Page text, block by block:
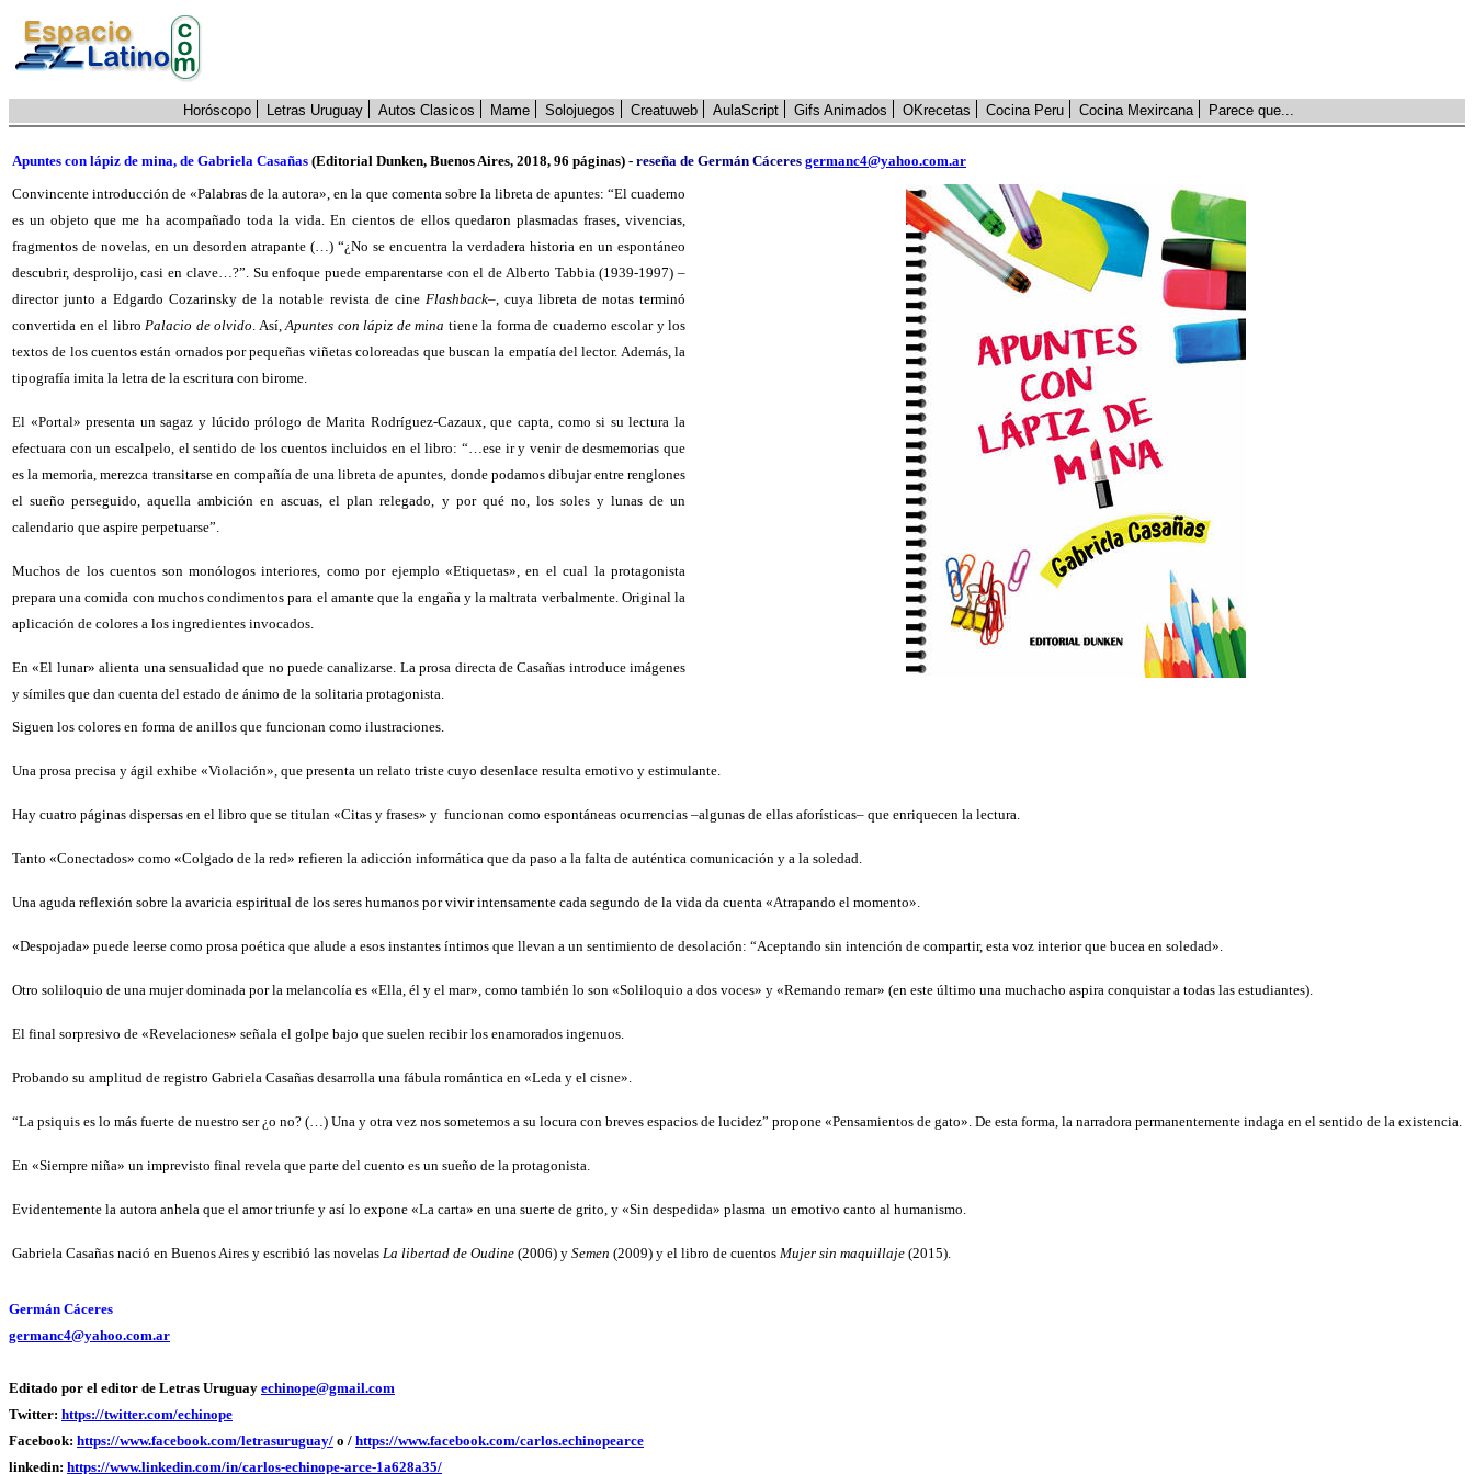
Horóscopo Letras Uruguay Autos Clasicos Mame Solojuegos Creatuweb AulaScript Gifs Animados OKrecetas Cocina Peru Cocina Mexircana Parece que...
Apuntes con lápiz de mina, de Gabriela Casañas (Editorial Dunken, Buenos Aires, 2018, 96 páginas) - reseña de Germán Cáceres germanc4@yahoo.com.ar
Convincente introducción de «Palabras de la autora», en la que comenta sobre la libreta de apuntes: “El cuaderno
es un objeto que me ha acompañado toda la vida. En cientos de ellos quedaron plasmadas frases, vivencias,
fragmentos de novelas, en un desorden atrapante (…) “¿No se encuentra la verdadera historia en un espontáneo
descubrir, desprolijo, casi en clave…?”. Su enfoque puede emparentarse con el de Alberto Tabbia (1939-1997) –
director junto a Edgardo Cozarinsky de la notable revista de cine Flashback–, cuya libreta de notas terminó
convertida en el libro Palacio de olvido. Así,Apuntes con lápiz de mina tiene la forma de cuaderno escolar y los
textos de los cuentos están ornados por pequeñas viñetas coloreadas que buscan la empatía del lector. Además, la
tipografía imita la letra de la escritura con birome.
El «Portal» presenta un sagaz y lúcido prólogo de Marita Rodríguez-Cazaux, que capta, como si su lectura la
efectuara con un escalpelo, el sentido de los cuentos incluidos en el libro: “…ese ir y venir de desmemorias que
es la memoria, merezca transitarse en compañía de una libreta de apuntes, donde podamos dibujar entre renglones
el sueño perseguido, aquella ambición en ascuas, el plan relegado, y por qué no, los soles y lunas de un
calendario que aspire perpetuarse”.
Muchos de los cuentos son monólogos interiores, como por ejemplo «Etiquetas», en el cual la protagonista
prepara una comida con muchos condimentos para el amante que la engaña y la maltrata verbalmente. Original la
aplicación de colores a los ingredientes invocados.
En «El lunar» alienta una sensualidad que no puede canalizarse. La prosa directa de Casañas introduce imágenes
y símiles que dan cuenta del estado de ánimo de la solitaria protagonista.
Siguen los colores en forma de anillos que funcionan como ilustraciones.
Una prosa precisa y ágil exhibe «Violación», que presenta un relato triste cuyo desenlace resulta emotivo y estimulante.
Hay cuatro páginas dispersas en el libro que se titulan «Citas y frases» y funcionan como espontáneas ocurrencias –algunas de ellas aforísticas– que enriquecen la lectura.
Tanto «Conectados» como «Colgado de la red» refieren la adicción informática que da paso a la falta de auténtica comunicación y a la soledad.
Una aguda reflexión sobre la avaricia espiritual de los seres humanos por vivir intensamente cada segundo de la vida da cuenta «Atrapando el momento».
«Despojada» puede leerse como prosa poética que alude a esos instantes íntimos que llevan a un sentimiento de desolación: “Aceptando sin intención de compartir, esta voz interior que bucea en soledad».
Otro soliloquio de una mujer dominada por la melancolía es «Ella, él y el mar», como también lo son «Soliloquio a dos voces» y «Remando remar» (en este último una muchacho aspira conquistar a todas las estudiantes).
El final sorpresivo de «Revelaciones» señala el golpe bajo que suelen recibir los enamorados ingenuos.
Probando su amplitud de registro Gabriela Casañas desarrolla una fábula romántica en «Leda y el cisne».
“La psiquis es lo más fuerte de nuestro ser ¿o no? (…) Una y otra vez nos sometemos a su locura con breves espacios de lucidez” propone «Pensamientos de gato». De esta forma, la narradora permanentemente indaga en el sentido de la existencia.
En «Siempre niña» un imprevisto final revela que parte del cuento es un sueño de la protagonista.
Evidentemente la autora anhela que el amor triunfe y así lo expone «La carta» en una suerte de grito, y «Sin despedida» plasma un emotivo canto al humanismo.
Gabriela Casañas nació en Buenos Aires y escribió las novelas La libertad de Oudine (2006) y Semen (2009) y el libro de cuentos Mujer sin maquillaje (2015).
Germán Cáceres
germanc4@yahoo.com.ar
Editado por el editor de Letras Uruguay echinope@gmail.com
Twitter: https://twitter.com/echinope
Facebook: https://www.facebook.com/letrasuruguay/ o / https://www.facebook.com/carlos.echinopearce
linkedin: https://www.linkedin.com/in/carlos-echinope-arce-1a628a35/